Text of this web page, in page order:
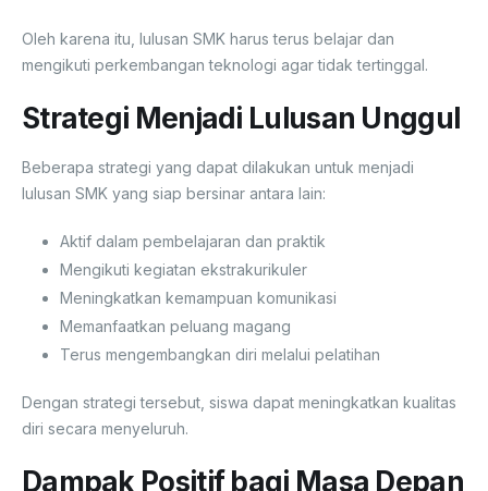
Oleh karena itu, lulusan SMK harus terus belajar dan
mengikuti perkembangan teknologi agar tidak tertinggal.
Strategi Menjadi Lulusan Unggul
Beberapa strategi yang dapat dilakukan untuk menjadi
lulusan SMK yang siap bersinar antara lain:
Aktif dalam pembelajaran dan praktik
Mengikuti kegiatan ekstrakurikuler
Meningkatkan kemampuan komunikasi
Memanfaatkan peluang magang
Terus mengembangkan diri melalui pelatihan
Dengan strategi tersebut, siswa dapat meningkatkan kualitas
diri secara menyeluruh.
Dampak Positif bagi Masa Depan